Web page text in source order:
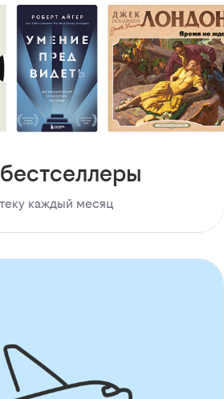
каждый месяц